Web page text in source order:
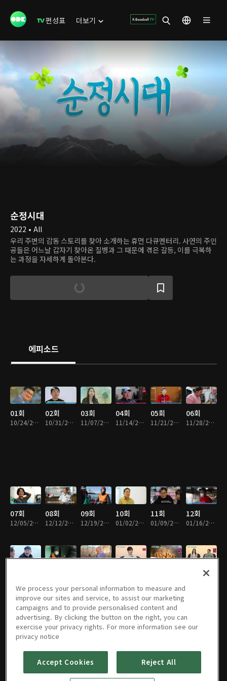
편성표 더보기
순정시대
2022 • All
우리 주변의 감동 스토리를 찾아 소개하는 휴먼 다큐멘터리. 사연의 주인
공들은 어느날 갑자기 찾아온 질병과 그 때문에 겪은 갈등, 이를 극복하
는 과정을 자세하게 돌아본다.
에피소드
01회
10/24/2022 • 46분
02회
10/31/2022 • 46분
03회
11/07/2022 • 46분
04회
11/14/2022 • 46분
05회
11/21/2022 • 46분
06회
11/28/2022 • 46분
07회
12/05/2022 • 46분
08회
12/12/2022 • 46분
09회
12/19/2022 • 46분
10회
01/02/2023 • 46분
11회
01/09/2023 • 46분
12회
01/16/2023 • 46분
19회
03/06/2023 • 46분
20회 21회 22회 23회 24회
We process your personal information to measure and
improve our sites and service, to assist our marketing
campaigns and to provide personalised content and
advertising. By clicking the button on the right, you can
exercise your privacy rights. For more information see our
privacy notice
Accept Cookies Reject All